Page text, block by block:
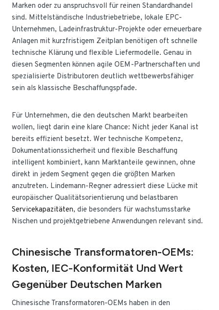
Marken oder zu anspruchsvoll für reinen Standardhandel
sind. Mittelständische Industriebetriebe, lokale EPC-
Unternehmen, Ladeinfrastruktur-Projekte oder erneuerbare
Anlagen mit kurzfristigem Zeitplan benötigen oft schnelle
technische Klärung und flexible Liefermodelle. Genau in
diesen Segmenten können agile OEM-Partnerschaften und
spezialisierte Distributoren deutlich wettbewerbsfähiger
sein als klassische Beschaffungspfade.
Für Unternehmen, die den deutschen Markt bearbeiten
wollen, liegt darin eine klare Chance: Nicht jeder Kanal ist
bereits effizient besetzt. Wer technische Kompetenz,
Dokumentationssicherheit und flexible Beschaffung
intelligent kombiniert, kann Marktanteile gewinnen, ohne
direkt in jedem Segment gegen die größten Marken
anzutreten. Lindemann-Regner adressiert diese Lücke mit
europäischer Qualitätsorientierung und belastbaren
Servicekapazitäten, die besonders für wachstumsstarke
Nischen und projektgetriebene Anwendungen relevant sind.
Chinesische Transformatoren-OEMs:
Kosten, IEC-Konformität Und Wert
Gegenüber Deutschen Marken
Chinesische Transformatoren-OEMs haben in den